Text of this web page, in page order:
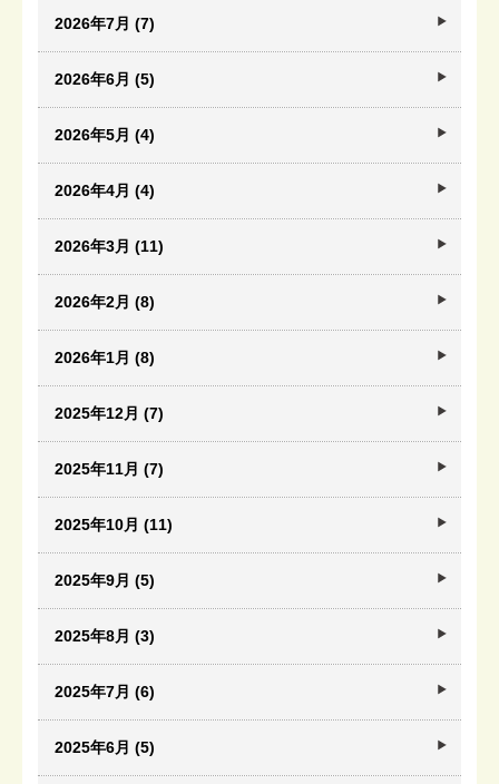
2026年7月 (7)
2026年6月 (5)
2026年5月 (4)
2026年4月 (4)
2026年3月 (11)
2026年2月 (8)
2026年1月 (8)
2025年12月 (7)
2025年11月 (7)
2025年10月 (11)
2025年9月 (5)
2025年8月 (3)
2025年7月 (6)
2025年6月 (5)